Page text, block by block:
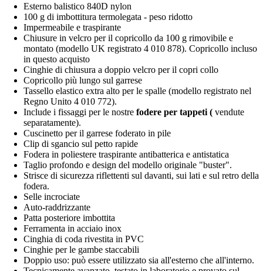
Esterno balistico 840D nylon
100 g di imbottitura termolegata - peso ridotto
Impermeabile e traspirante
Chiusure in velcro per il copricollo da 100 g rimovibile e
montato (modello UK registrato 4 010 878). Copricollo incluso
in questo acquisto
Cinghie di chiusura a doppio velcro per il copri collo
Copricollo più lungo sul garrese
Tassello elastico extra alto per le spalle (modello registrato nel
Regno Unito 4 010 772).
Include i fissaggi per le nostre fodere per tappeti ( vendute
separatamente).
Cuscinetto per il garrese foderato in pile
Clip di sgancio sul petto rapide
Fodera in poliestere traspirante antibatterica e antistatica
Taglio profondo e design del modello originale "buster".
Strisce di sicurezza riflettenti sul davanti, sui lati e sul retro della
fodera.
Selle incrociate
Auto-raddrizzante
Patta posteriore imbottita
Ferramenta in acciaio inox
Cinghia di coda rivestita in PVC
Cinghie per le gambe staccabili
Doppio uso: può essere utilizzato sia all'esterno che all'interno.